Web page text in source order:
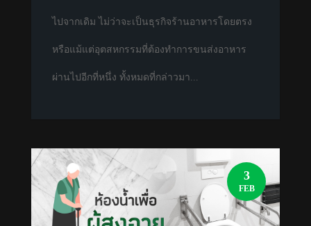
ไปจากเดิม ไม่ว่าจะเป็นธุรกิจร้านอาหารโดยตรง
หรือแม้แต่อุตสหกรรมที่ต้องทำการขนส่งอาหาร
ผ่านไปอีกที่หนึ่ง ทั้งหมดที่กล่าวมา...
3
FEB